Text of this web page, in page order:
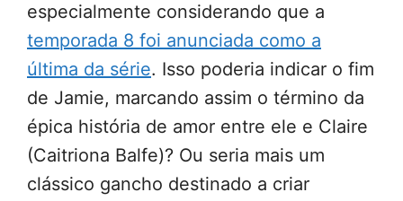
especialmente considerando que a
temporada 8 foi anunciada como a
última da série. Isso poderia indicar o fim
de Jamie, marcando assim o término da
épica história de amor entre ele e Claire
(Caitriona Balfe)? Ou seria mais um
clássico gancho destinado a criar